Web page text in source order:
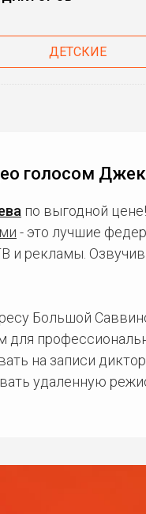
ДЕТСКИЕ
голосом
по выгодной
- это лучшие
и рекламы.
Большой
на записи
удаленную